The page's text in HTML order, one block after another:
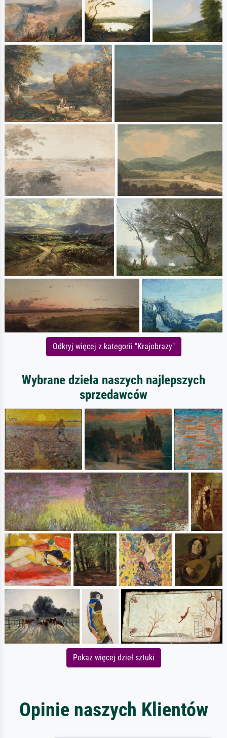
Odkryj więcej z kategorii "Krajobrazy"
Wybrane dzieła naszych najlepszych
sprzedawców
Pokaż więcej dzieł sztuki
Opinie naszych Klientów